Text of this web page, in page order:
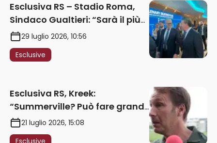
Esclusiva RS – Stadio Roma,
Sindaco Gualtieri: “Sarà il più
iconico del mondo. Assoluta
unità politica. Prima pietra nel
2027. Ricorsi strumentali?
29 luglio 2026, 10:56
Esclusive
Esclusiva RS, Kreek:
“Summerville? Può fare grandi
cose in Serie A. Godts deve
maturare esperienza per
21 luglio 2026, 15:08
Esclusive